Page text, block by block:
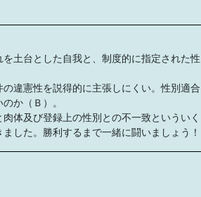
土台とした自我と、制度的に指定された性
違憲性を説得的に主張しにくい。性別適合
か（Ｂ）。
体及び登録上の性別との不一致といういく
した。勝利するまで一緒に闘いましょう！